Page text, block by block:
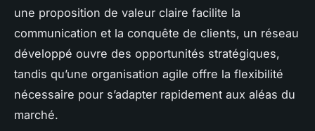
une proposition de valeur claire facilite la
communication et la conquête de clients, un réseau
développé ouvre des opportunités stratégiques,
tandis qu’une organisation agile offre la flexibilité
nécessaire pour s’adapter rapidement aux aléas du
marché.